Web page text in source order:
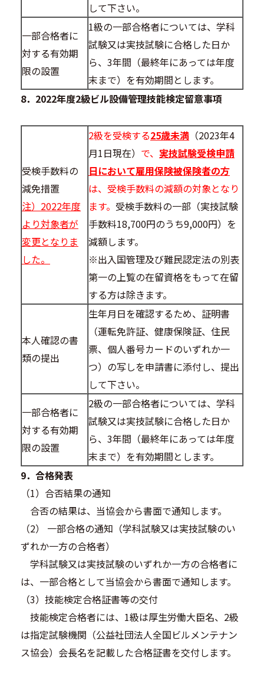
して下さい。
一部合格者に
対する有効期
限の設置
1級の一部合格者については、学科
試験又は実技試験に合格した日か
ら、3年間（最終年にあっては年度
末まで）を有効期間とします。
8．2022年度2級ビル設備管理技能検定留意事項
受検手数料の
減免措置
注）2022年度
より対象者が
変更となりま
した。
2級を受検する25歳未満 （2023年4
月1日現在） で、 実技試験受検申請
日において雇用保険被保険者の方
は、受検手数料の減額の対象となり
ます。 受検手数料の一部（実技試験
手数料18,700円のうち9,000円）を
減額します。
※出入国管理及び難民認定法の別表
第一の上覧の在留資格をもって在留
する方は除きます。
本人確認の書
類の提出
生年月日を確認するため、証明書
（運転免許証、健康保険証、住民
票、個人番号カードのいずれか一
つ）の写しを申請書に添付し、提出
して下さい。
一部合格者に
対する有効期
限の設置
2級の一部合格者については、学科
試験又は実技試験に合格した日か
ら、3年間（最終年にあっては年度
末まで）を有効期間とします。
9．合格発表
（1）合否結果の通知
合否の結果は、当協会から書面で通知します。
（2） 一部合格の通知（学科試験又は実技試験のい
ずれか一方の合格者）
学科試験又は実技試験のいずれか一方の合格者に
は、一部合格として当協会から書面で通知します。
（3）技能検定合格証書等の交付
技能検定合格者には、1級は厚生労働大臣名、2級
は指定試験機関（公益社団法人全国ビルメンテナン
ス協会）会長名を記載した合格証書を交付します。